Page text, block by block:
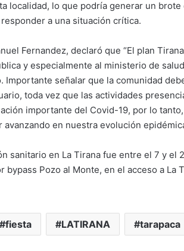
localidad, lo que podría generar un brote
a una situación crítica.
Fernandez, declaró que “El plan
y especialmente al ministerio de
señalar que la comunidad
toda vez que las actividades
importante del Covid-19, por lo
en nuestra evolución
sanitario en La Tirana fue entre el 7 y el
Pozo al Monte, en el acceso a La
fiesta LATIRANA tarapaca